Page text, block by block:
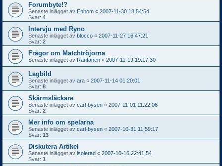
Forumbyte!?
Senaste inlägget av Enbom « 2007-11-30 18:54:54
Svar: 4
Intervju med Ryno
Senaste inlägget av blocco « 2007-11-27 16:47:21
Svar: 2
Frågor om Matchtröjorna
Senaste inlägget av Rantanen « 2007-11-19 19:17:30
Lagbild
Senaste inlägget av ara « 2007-11-14 01:20:01
Svar: 8
Skärmsläckare
Senaste inlägget av carl-bysen « 2007-11-01 11:22:06
Svar: 2
Mer info om spelarna
Senaste inlägget av carl-bysen « 2007-10-31 11:59:17
Svar: 13
Diskutera Artikel
Senaste inlägget av isolerad « 2007-10-16 22:41:54
Svar: 1